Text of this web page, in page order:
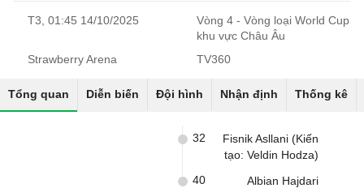
T3, 01:45 14/10/2025
Vòng 4 - Vòng loại World Cup
khu vực Châu Âu
Strawberry Arena
TV360
Tổng quan Diễn biến Đội hình Nhận định Thống kê
Fisnik Asllani (Kiến
tạo: Veldin Hodza)
32
Albian Hajdari
40